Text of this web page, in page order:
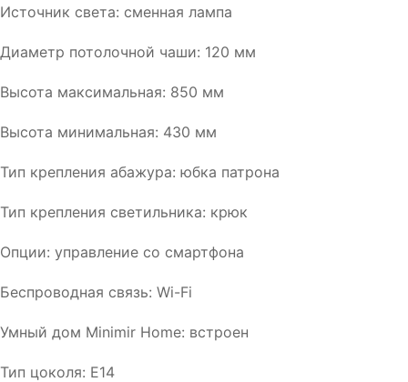
Источник света: сменная лампа
Диаметр потолочной чаши: 120 мм
Высота максимальная: 850 мм
Высота минимальная: 430 мм
Тип крепления абажура: юбка патрона
Тип крепления светильника: крюк
Опции: управление со смартфона
Беспроводная связь: Wi-Fi
Умный дом Minimir Home: встроен
Тип цоколя: E14